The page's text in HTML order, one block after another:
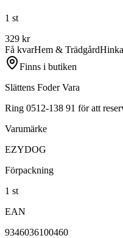
1 st
329 kr
Få kvarHem & Trädgård
Finns i butiken
Slättens Foder Vara
Ring 0512-138 91 för att
Varumärke
EZYDOG
Förpackning
1 st
EAN
9346036100460